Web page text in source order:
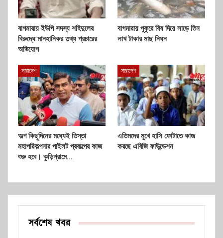
বাগমারায় ইউপি সদস্য শহিদুলের
বিরুদ্ধে মানহানিকর তথ্য প্রচারের
অভিযোগ
বাগমারায় পুকুরে বিষ দিয়ে সাড়ে তিন
লাখ টাকার মাছ নিধন
সারাদেশ
অল্প কিছুদিনের মধ্যেই তিস্তা
মহাপরিকল্পনার পাইলট প্রকল্পের কাজ
শুরু হবে। কুড়িগ্রামে…
সারাদেশ
এতিমদের মুখে হাসি ফোটাতে কাজ
করছে এবিজি ফাউন্ডেশন
সর্বশেষ খবর